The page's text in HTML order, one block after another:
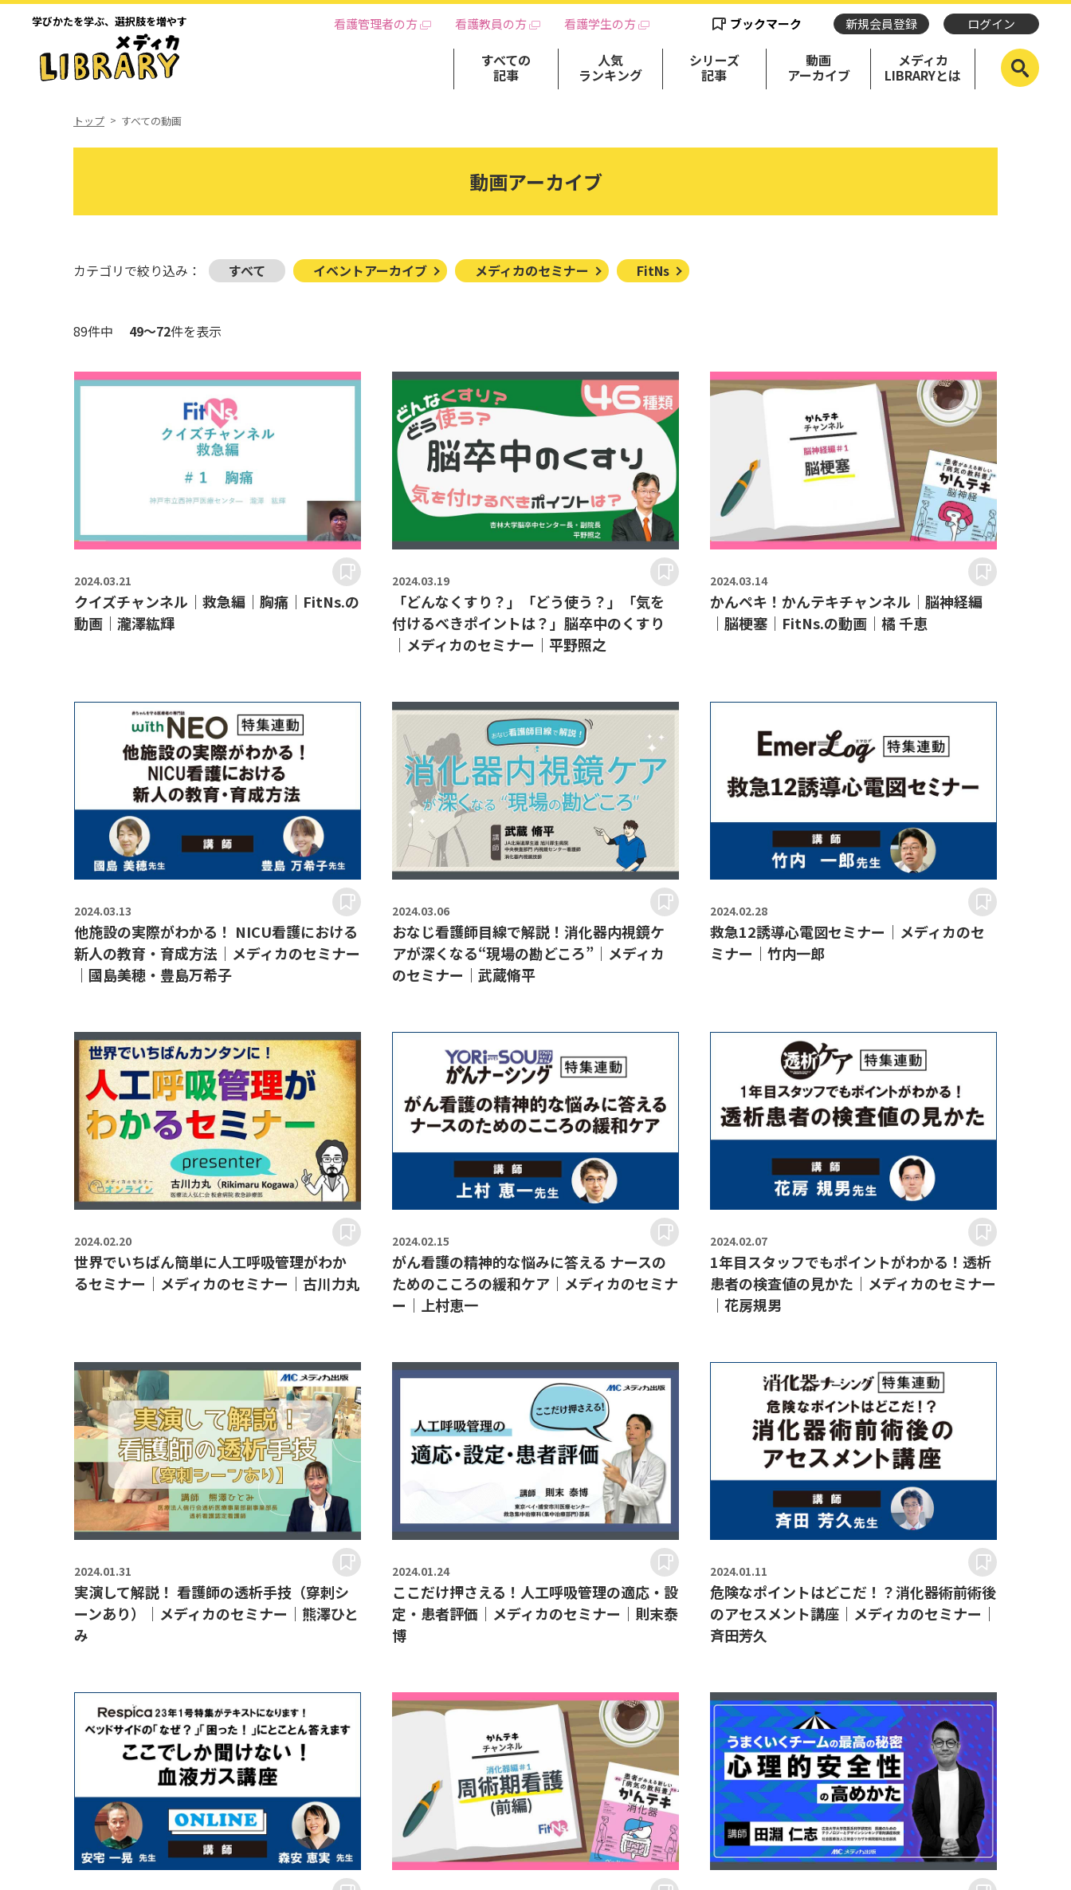
学びかたを学ぶ、 選択肢を増やす 看護管理者の方 看護教員の方 看護学生の方 ブックマーク 新規会員登録 ログイン
すべての
記事
人気
ランキング
シリーズ
記事
動画
アーカイブ
メディカ
LIBRARYとは
トップ すべての動画
動画アーカイブ
カテゴリで絞り込み： すべて イベントアーカイブ メディカのセミナー FitNs
89件中 49～72件を表示
2024.03.21
クイズチャンネル｜救急編｜胸痛｜FitNs.の
動画｜瀧澤紘輝
2024.03.19
「どんなくすり？」「どう使う？」「気を
付けるべきポイントは？」脳卒中のくすり
｜メディカのセミナー｜平野照之
2024.03.14
かんペキ！かんテキチャンネル｜脳神経編
｜脳梗塞｜FitNs.の動画｜橘 千恵
2024.03.13
他施設の実際がわかる！ NICU看護における
新人の教育・育成方法｜メディカのセミナー
｜國島美穂・豊島万希子
2024.03.06
おなじ看護師目線で解説！消化器内視鏡ケ
アが深くなる“現場の勘どころ”｜メディカ
のセミナー｜武蔵脩平
2024.02.28
救急12誘導心電図セミナー｜メディカのセ
ミナー｜竹内一郎
2024.02.20
世界でいちばん簡単に人工呼吸管理がわか
るセミナー｜メディカのセミナー｜古川力丸
2024.02.15
がん看護の精神的な悩みに答える ナースの
ためのこころの緩和ケア｜メディカのセミナ
ー｜上村恵一
2024.02.07
1年目スタッフでもポイントがわかる！透析
患者の検査値の見かた｜メディカのセミナー
｜花房規男
2024.01.31
実演して解説！ 看護師の透析手技（穿刺シ
ーンあり）｜メディカのセミナー｜熊澤ひと
み
2024.01.24
ここだけ押さえる！人工呼吸管理の適応・設
定・患者評価｜メディカのセミナー｜則末泰
博
2024.01.11
危険なポイントはどこだ！？消化器術前術後
のアセスメント講座｜メディカのセミナー｜
斉田芳久